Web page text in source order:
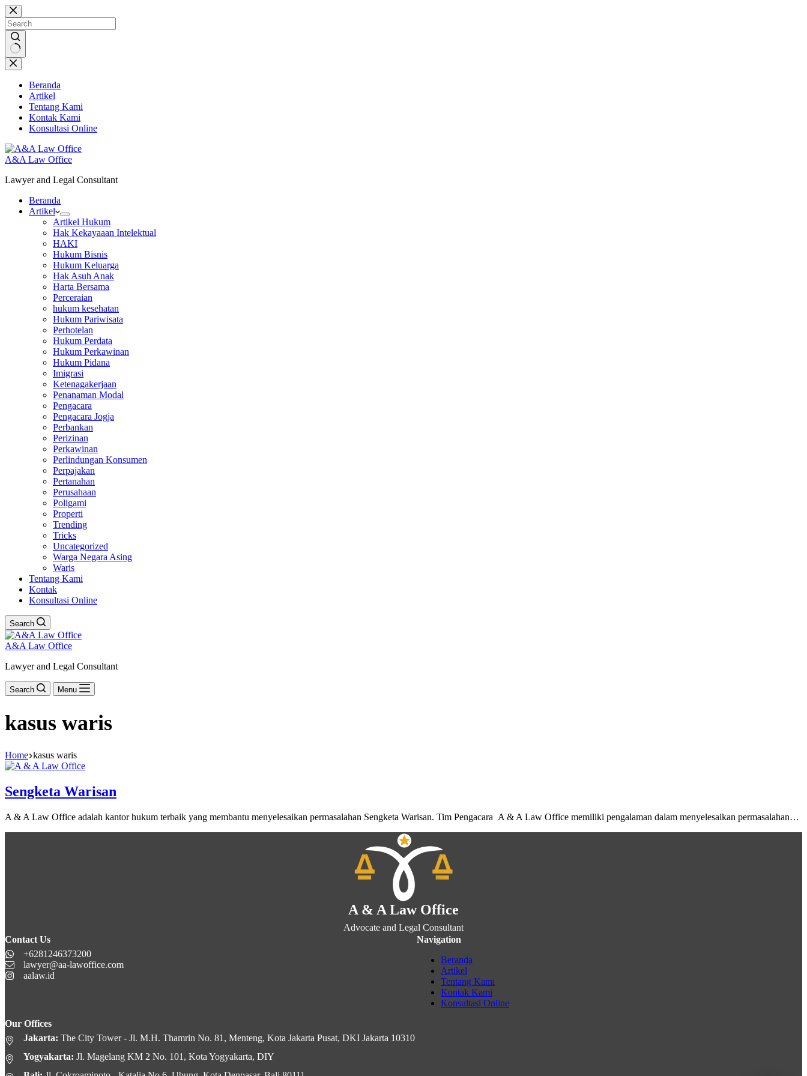
Skip
to
content
No
results
Beranda
Artikel
Tentang Kami
Kontak Kami
Konsultasi Online
A&A Law Office
Lawyer and Legal Consultant
Beranda
Artikel
Artikel Hukum
Hak Kekayaaan Intelektual
HAKI
Hukum Bisnis
Hukum Keluarga
Hak Asuh Anak
Harta Bersama
Perceraian
hukum kesehatan
Hukum Pariwisata
Perhotelan
Hukum Perdata
Hukum Perkawinan
Hukum Pidana
Imigrasi
Ketenagakerjaan
Penanaman Modal
Pengacara
Pengacara Jogja
Perbankan
Perizinan
Perkawinan
Perlindungan Konsumen
Perpajakan
Pertanahan
Perusahaan
Poligami
Properti
Trending
Tricks
Uncategorized
Warga Negara Asing
Waris
Tentang Kami
Kontak
Konsultasi Online
Search
A&A Law Office
Lawyer and Legal Consultant
Search Menu
kasus waris
Home kasus waris
Sengketa Warisan
A & A Law Office adalah kantor hukum terbaik yang membantu menyelesaikan permasalahan Sengketa Warisan. Tim Pengacara A & A Law Office memiliki pengalaman dalam menyelesaikan permasalahan…
A & A Law Office
Advocate and Legal Consultant
Contact Us
+6281246373200
lawyer@aa-lawoffice.com
aalaw.id
Navigation
Beranda
Artikel
Tentang Kami
Kontak Kami
Konsultasi Online
Our Offices
Jakarta: The City Tower - Jl. M.H. Thamrin No. 81, Menteng, Kota Jakarta Pusat, DKI Jakarta 10310
Yogyakarta: Jl. Magelang KM 2 No. 101, Kota Yogyakarta, DIY